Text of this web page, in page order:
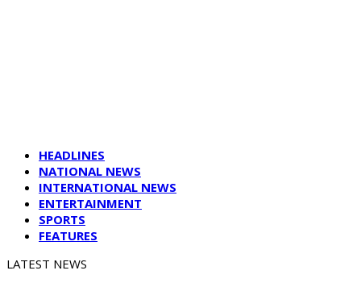
HEADLINES
NATIONAL NEWS
INTERNATIONAL NEWS
ENTERTAINMENT
SPORTS
FEATURES
LATEST NEWS